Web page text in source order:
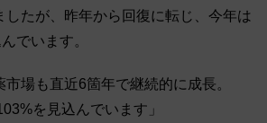
したが、昨年から回復に転じ、今年は
でいます。
場も直近6箇年で継続的に成長。
を見込んでいます」